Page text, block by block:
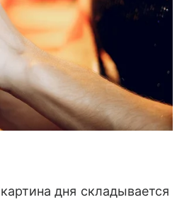
дня складывается